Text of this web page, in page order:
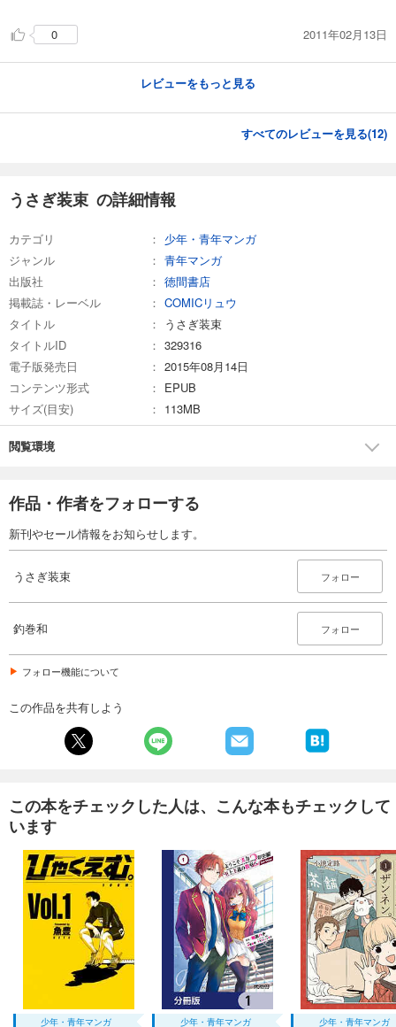
0 2011年02月13日
レビューをもっと見る
すべてのレビューを見る(12)
うさぎ装束 の詳細情報
カテゴリ
少年・青年マンガ
ジャンル
青年マンガ
出版社
徳間書店
掲載誌・レーベル
COMICリュウ
タイトル
うさぎ装束
タイトルID
329316
電子版発売日
2015年08月14日
コンテンツ形式
EPUB
サイズ(目安)
113MB
閲覧環境
作品・作者をフォローする
新刊やセール情報をお知らせします。
うさぎ装束 フォロー
釣巻和 フォロー
フォロー機能について
この作品を共有しよう
この本をチェックした人は、こんな本もチェックして
います
少年・青年マンガ 少年・青年マンガ 少年・青年マンガ